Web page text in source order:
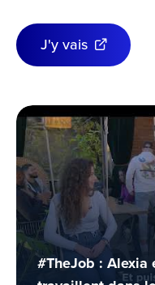
J'y vais
#TheJob : Alexia